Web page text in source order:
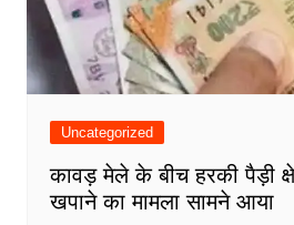
Uncategorized
कावड़ मेले के बीच हरकी पैड़ी
खपाने का मामला सामने आया